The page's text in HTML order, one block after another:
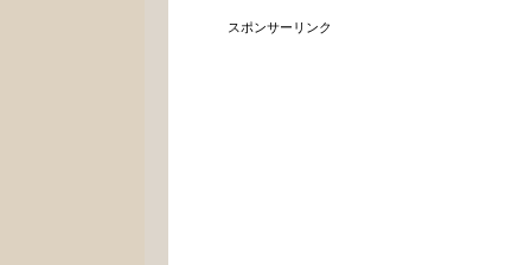
スポンサーリンク